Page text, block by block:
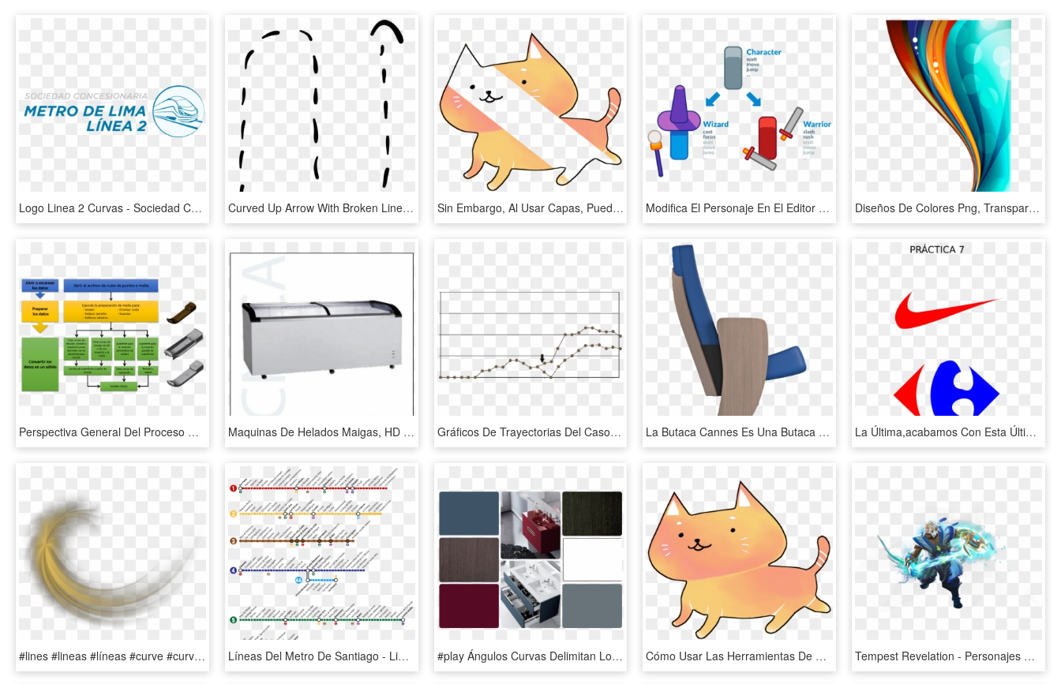
Logo Linea 2 Curvas - Sociedad Concesionaria Metro De Lima Línea 2, HD Png Download Curved Up Arrow With Broken Line Comments - Linea De Puntos Curva, HD Png Download Sin Embargo, Al Usar Capas, Puedes Deshacerte Fácilmente, HD Png Download Modifica El Personaje En El Editor Y El Mago Se Actualizará, HD Png Download Diseños De Colores Png, Transparent Png
Perspectiva General Del Proceso De Escaneo - Proceso De Ingenieria Inversa, HD Png Download Maquinas De Helados Maigas, HD Png Download Gráficos De Trayectorias Del Caso - Résistance De L Air Voiture, HD Png Download La Butaca Cannes Es Una Butaca De Diseño Elegante Y - Chair, HD Png Download La Última,acabamos Con Esta Última Práctica En La Que - Carrefour Icon, HD Png Download
#lines #lineas #líneas #curve #curva #borde #border - Decorativas Lineas En Png, Transparent Png Líneas Del Metro De Santiago - Linea 3 Metro De Santiago Estaciones, HD Png Download #play Ángulos Curvas Delimitan Los Muebles De La Linea - Floor, HD Png Download Cómo Usar Las Herramientas De Medibang Paint Pro - Cartoon, HD Png Download Tempest Revelation - Personajes De Dota 2 Png, Transparent Png